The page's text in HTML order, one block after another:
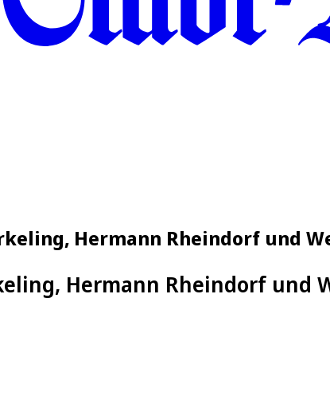
Hermann Rheindorf und
Hermann Rheindorf und